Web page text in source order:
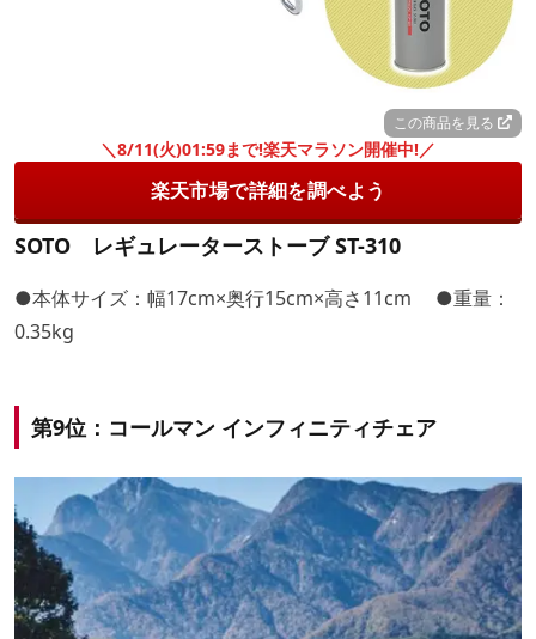
この商品を見る
＼8/11(火)01:59まで!楽天マラソン開催中!／
楽天市場で詳細を調べよう
SOTO レギュレーターストーブ ST-310
●本体サイズ：幅17cm×奥行15cm×高さ11cm ●重量：
0.35kg
第9位：コールマン インフィニティチェア